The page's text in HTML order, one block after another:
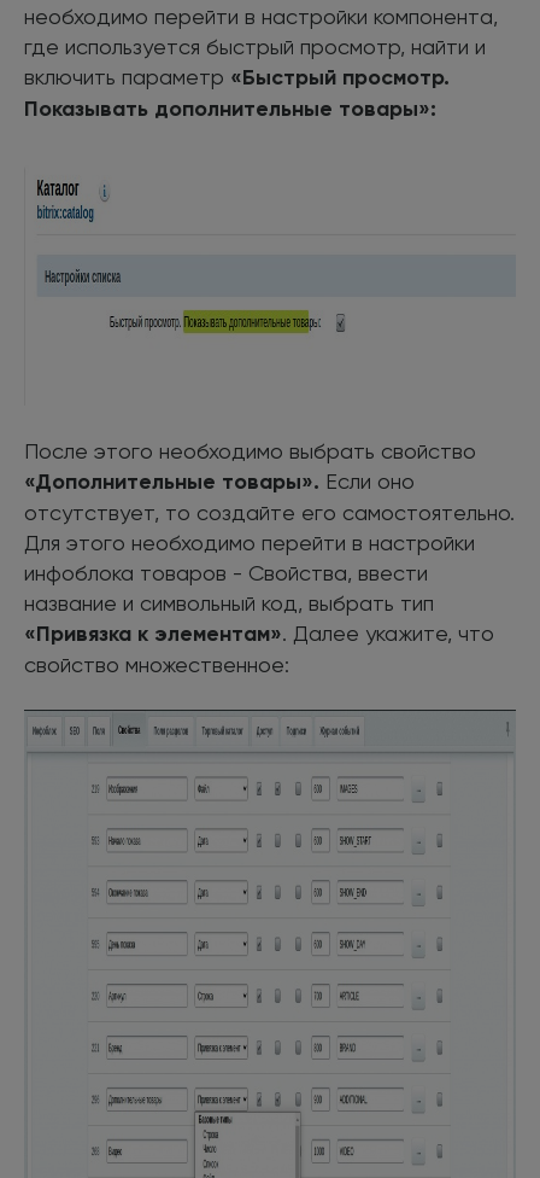
необходимо перейти в настройки компонента,
где используется быстрый просмотр, найти и
включить параметр «Быстрый просмотр.
Показывать дополнительные товары»:
После этого необходимо выбрать свойство
«Дополнительные товары». Если оно
отсутствует, то создайте его самостоятельно.
Для этого необходимо перейти в настройки
инфоблока товаров - Свойства, ввести
название и символьный код, выбрать тип
«Привязка к элементам». Далее укажите, что
свойство множественное: